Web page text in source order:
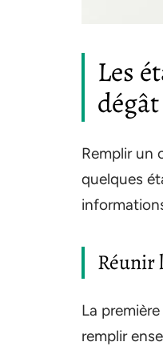
Les
Remplir un
quelques
Réunir
La
remplir